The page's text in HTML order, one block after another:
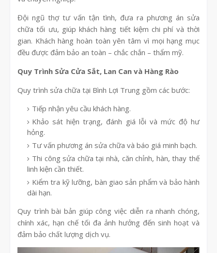
Đội ngũ thợ tư vấn tận tình, đưa ra phương án sửa
chữa tối ưu, giúp khách hàng tiết kiệm chi phí và thời
gian. Khách hàng hoàn toàn yên tâm vì mọi hạng mục
đều được đảm bảo an toàn – chắc chắn – thẩm mỹ.
Quy Trình Sửa Cửa Sắt, Lan Can và Hàng Rào
Quy trình sửa chữa tại Bình Lợi Trung gồm các bước:
Tiếp nhận yêu cầu khách hàng.
Khảo sát hiện trạng, đánh giá lỗi và mức độ hư
hỏng.
Tư vấn phương án sửa chữa và báo giá minh bạch.
Thi công sửa chữa tại nhà, căn chỉnh, hàn, thay thế
linh kiện cần thiết.
Kiểm tra kỹ lưỡng, bàn giao sản phẩm và bảo hành
dài hạn.
Quy trình bài bản giúp công việc diễn ra nhanh chóng,
chính xác, hạn chế tối đa ảnh hưởng đến sinh hoạt và
đảm bảo chất lượng dịch vụ.